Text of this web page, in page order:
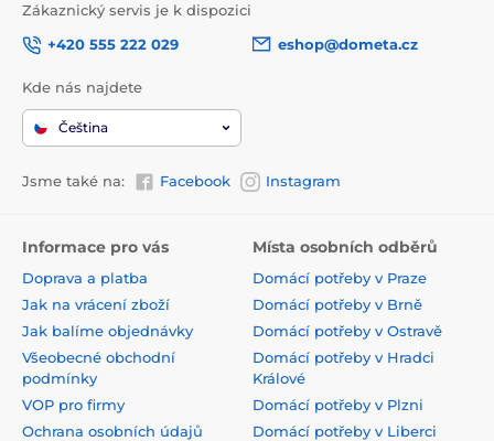
Zákaznický servis je k dispozici
+420 555 222 029
eshop@dometa.cz
Kde nás najdete
Čeština
Jsme také na: Facebook Instagram
Informace pro vás
Doprava a platba
Jak na vrácení zboží
Jak balíme objednávky
Všeobecné obchodní
podmínky
VOP pro firmy
Ochrana osobních údajů
Místa osobních odběrů
Domácí potřeby v Praze
Domácí potřeby v Brně
Domácí potřeby v Ostravě
Domácí potřeby v Hradci
Králové
Domácí potřeby v Plzni
Domácí potřeby v Liberci